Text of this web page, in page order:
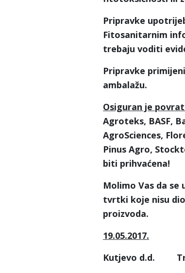
Pripravke
Fitosanitarnim
trebaju voditi
Pripravke
ambalažu.
Osiguran je
Agroteks, BASF,
AgroSciences,
Pinus Agro,
biti prihvaćena!
Molimo Vas da se
tvrtki koje nisu
proizvoda.
19.05.2017.
Kutjevo d.d. Trg